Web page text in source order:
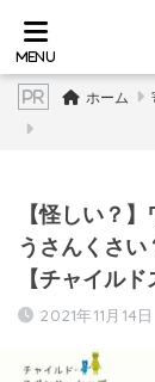
ホーム
【怪しい？
うさんくさ
【チャイル
2021年11月14日